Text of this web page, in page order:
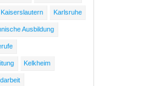
Kaiserslautern Karlsruhe
Ausbildung
Kelkheim